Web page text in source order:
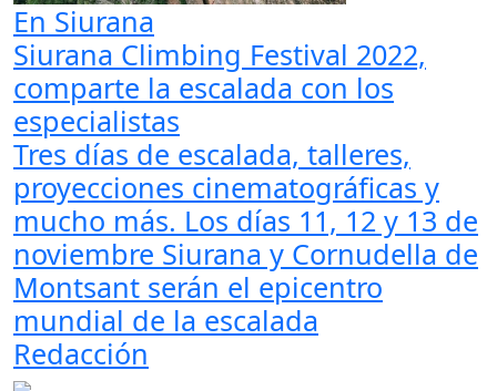
En Siurana
Siurana Climbing Festival 2022,
comparte la escalada con los
especialistas
Tres días de escalada, talleres,
proyecciones cinematográficas y
mucho más. Los días 11, 12 y 13 de
noviembre Siurana y Cornudella de
Montsant serán el epicentro
mundial de la escalada
Redacción